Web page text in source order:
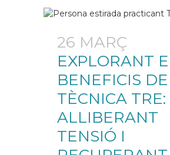
26 MARÇ
EXPLORANT
BENEFICIS
TÈCNICA TRE:
ALLIBERANT
TENSIÓ I